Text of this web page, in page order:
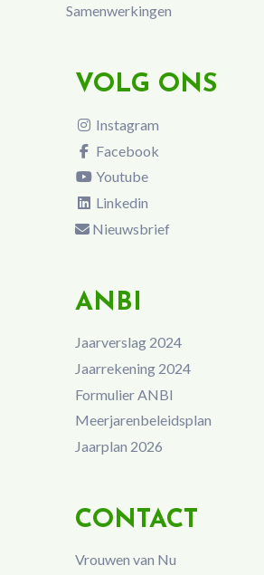
Samenwerkingen
VOLG ONS
Instagram
Facebook
Youtube
Linkedin
Nieuwsbrief
ANBI
Jaarverslag 2024
Jaarrekening 2024
Formulier ANBI
Meerjarenbeleidsplan
Jaarplan 2026
CONTACT
Vrouwen van Nu